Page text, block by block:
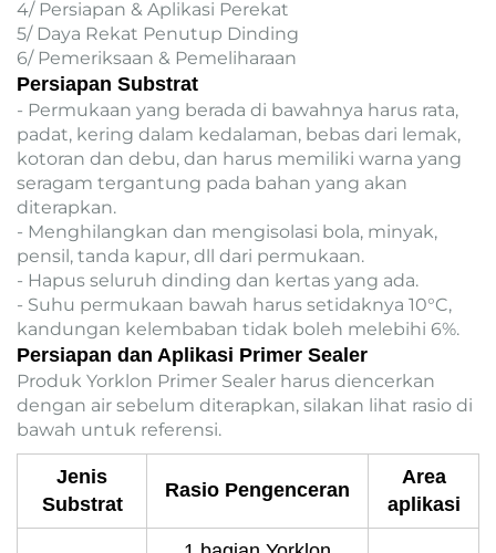
4/ Persiapan & Aplikasi Perekat
5/ Daya Rekat Penutup Dinding
6/ Pemeriksaan & Pemeliharaan
Persiapan Substrat
- Permukaan yang berada di bawahnya harus rata,
padat, kering dalam kedalaman, bebas dari lemak,
kotoran dan debu, dan harus memiliki warna yang
seragam tergantung pada bahan yang akan
diterapkan.
- Menghilangkan dan mengisolasi bola, minyak,
pensil, tanda kapur, dll dari permukaan.
- Hapus seluruh dinding dan kertas yang ada.
- Suhu permukaan bawah harus setidaknya 10°C,
kandungan kelembaban tidak boleh melebihi 6%.
Persiapan dan Aplikasi Primer Sealer
Produk Yorklon Primer Sealer harus diencerkan
dengan air sebelum diterapkan, silakan lihat rasio di
bawah untuk referensi.
Jenis
Substrat
Rasio Pengenceran
Area
aplikasi